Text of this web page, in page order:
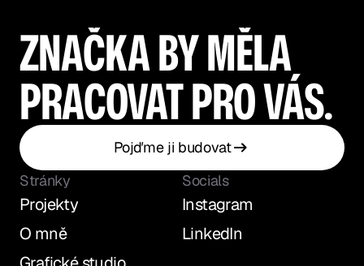
ZNAČKA BY MĚLA
PRACOVAT PRO VÁS.
Pojďme ji budovat
Stránky
Projekty
Projekty
O mně
O mně
Socials
Instagram
Instagram
LinkedIn